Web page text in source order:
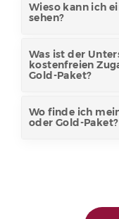
Wieso kann ich
sehen?
Was ist der
kostenfreien
Gold-Paket?
Wo finde ich
oder Gold-Paket?